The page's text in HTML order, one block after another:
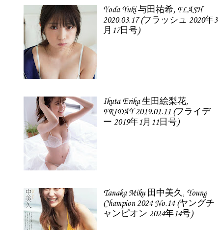
Yoda Yuki 与田祐希, FLASH
2020.03.17 (フラッシュ 2020年3
月17日号)
Ikuta Erika 生田絵梨花,
FRIDAY 2019.01.11 (フライデ
ー 2019年1月11日号)
Tanaka Miku 田中美久, Young
Champion 2024 No.14 (ヤングチ
ャンピオン 2024年14号)